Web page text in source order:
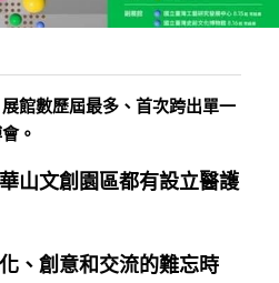
館數歷屆最多、首次跨出單一
。
山文創園區都有設立醫護
、創意和交流的難忘時